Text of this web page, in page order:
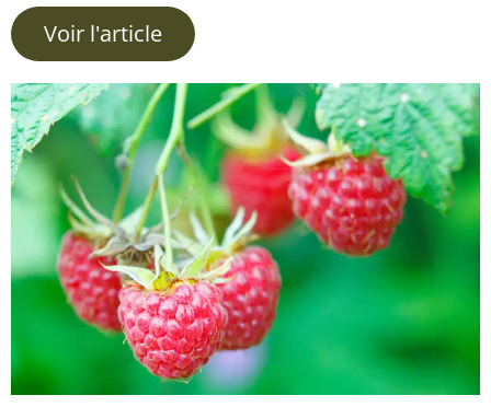
Voir l'article